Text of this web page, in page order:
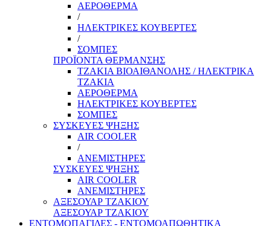
ΑΕΡΟΘΕΡΜΑ
/
ΗΛΕΚΤΡΙΚΕΣ ΚΟΥΒΕΡΤΕΣ
/
ΣΟΜΠΕΣ
ΠΡΟΪΟΝΤΑ ΘΕΡΜΑΝΣΗΣ
ΤΖΑΚΙΑ ΒΙΟΑΙΘΑΝΟΛΗΣ / ΗΛΕΚΤΡΙΚΑ
ΤΖΑΚΙΑ
ΑΕΡΟΘΕΡΜΑ
ΗΛΕΚΤΡΙΚΕΣ ΚΟΥΒΕΡΤΕΣ
ΣΟΜΠΕΣ
ΣΥΣΚΕΥΕΣ ΨΗΞΗΣ
AIR COOLER
/
ΑΝΕΜΙΣΤΗΡΕΣ
ΣΥΣΚΕΥΕΣ ΨΗΞΗΣ
AIR COOLER
ΑΝΕΜΙΣΤΗΡΕΣ
ΑΞΕΣΟΥΑΡ ΤΖΑΚΙΟΥ
ΑΞΕΣΟΥΑΡ ΤΖΑΚΙΟΥ
ΕΝΤΟΜΟΠΑΓΙΔΕΣ - ΕΝΤΟΜΟΑΠΩΘΗΤΙΚΑ